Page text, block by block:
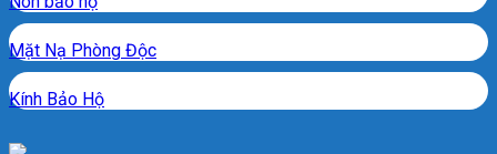
Mặt Nạ Phòng Độc
Kính Bảo Hộ